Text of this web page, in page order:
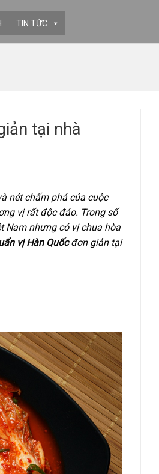
TIN TỨC
tại nhà
nét chấm phá của cuộc
vị rất độc đáo. Trong số
Nam nhưng có vị chua hòa
vị Hàn Quốcđơn giản tại